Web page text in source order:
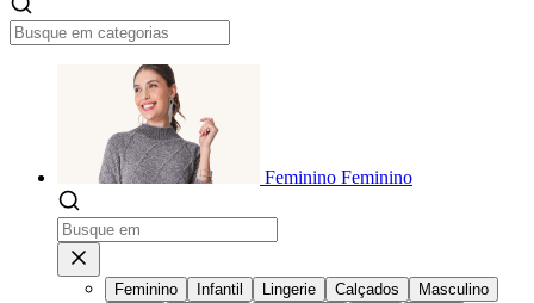
Feminino Feminino
Feminino Infantil Lingerie Calçados
Masculino